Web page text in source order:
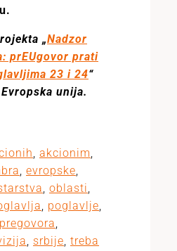
„Nadzor
prEUgovor prati
23 i 24“
unija.
, akcionim,
, evropske,
, oblasti,
, poglavlje,
pregovora,
, srbije, treba